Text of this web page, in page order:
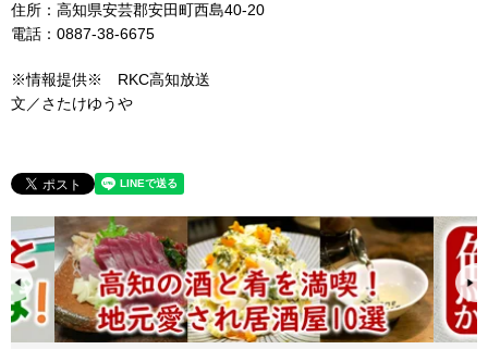
住所：高知県安芸郡安田町西島40-20
電話：0887-38-6675
※情報提供※ RKC高知放送
文／さたけゆうや